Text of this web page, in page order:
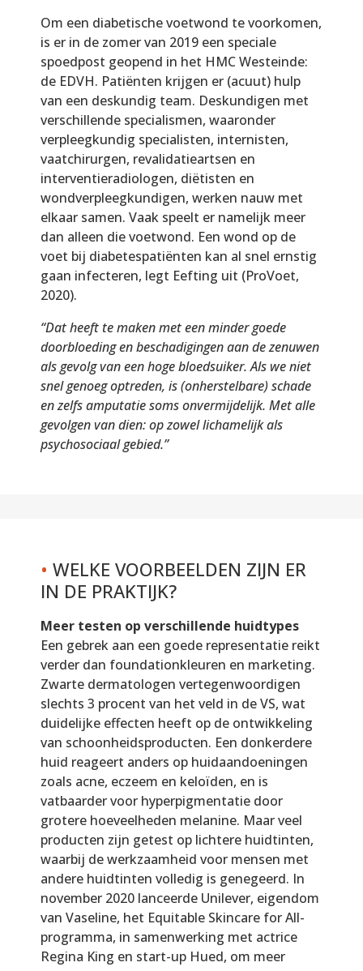
Om een diabetische voetwond te voorkomen,
is er in de zomer van 2019 een speciale
spoedpost geopend in het HMC Westeinde:
de EDVH. Patiënten krijgen er (acuut) hulp
van een deskundig team. Deskundigen met
verschillende specialismen, waaronder
verpleegkundig specialisten, internisten,
vaatchirurgen, revalidatieartsen en
interventieradiologen, diëtisten en
wondverpleegkundigen, werken nauw met
elkaar samen. Vaak speelt er namelijk meer
dan alleen die voetwond. Een wond op de
voet bij diabetespatiënten kan al snel ernstig
gaan infecteren, legt Eefting uit (ProVoet,
2020).
“Dat heeft te maken met een minder goede
doorbloeding en beschadigingen aan de zenuwen
als gevolg van een hoge bloedsuiker. Als we niet
snel genoeg optreden, is (onherstelbare) schade
en zelfs amputatie soms onvermijdelijk. Met alle
gevolgen van dien: op zowel lichamelijk als
psychosociaal gebied.”
• WELKE VOORBEELDEN ZIJN ER
IN DE PRAKTIJK?
Meer testen op verschillende huidtypes
Een gebrek aan een goede representatie reikt
verder dan foundationkleuren en marketing.
Zwarte dermatologen vertegenwoordigen
slechts 3 procent van het veld in de VS, wat
duidelijke effecten heeft op de ontwikkeling
van schoonheidsproducten. Een donkerdere
huid reageert anders op huidaandoeningen
zoals acne, eczeem en keloïden, en is
vatbaarder voor hyperpigmentatie door
grotere hoeveelheden melanine. Maar veel
producten zijn getest op lichtere huidtinten,
waarbij de werkzaamheid voor mensen met
andere huidtinten volledig is genegeerd. In
november 2020 lanceerde Unilever, eigendom
van Vaseline, het Equitable Skincare for All-
programma, in samenwerking met actrice
Regina King en start-up Hued, om meer